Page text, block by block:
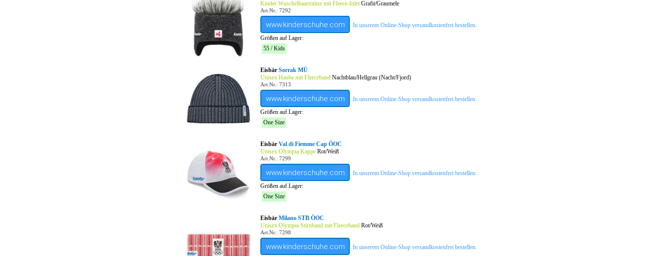
Kinder Wuschelhaarmütze mit Fleece-InletGrafit/Graumele
Art.Nr.: 7292
www.kinderschuhe.com
In unserem Online-Shop versandkostenfrei bestellen.
Größen auf Lager:
55 / Kids
Eisbär Sorrak MÜ
Unisex Haube mit Fleeceband Nachtblau/Hellgrau (Nacht/Fjord)
Art.Nr.: 7313
www.kinderschuhe.com
In unserem Online-Shop versandkostenfrei bestellen.
Größen auf Lager:
One Size
Eisbär Val di Fiemme Cap ÖOC
Unisex Olympia Kappe Rot/Weiß
Art.Nr.: 7299
www.kinderschuhe.com
In unserem Online-Shop versandkostenfrei bestellen.
Größen auf Lager:
One Size
Eisbär Milano STB ÖOC
Unisex Olympia Stirnband mit Fleeceband Rot/Weiß
Art.Nr.: 7298
www.kinderschuhe.com
In unserem Online-Shop versandkostenfrei bestellen.